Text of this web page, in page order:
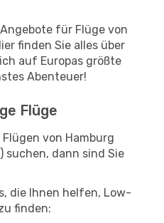
für Flüge von
finden Sie alles über
auf Europas größte
Abenteuer!
Flüge
von Hamburg
suchen, dann sind Sie
die Ihnen helfen, Low-
finden: